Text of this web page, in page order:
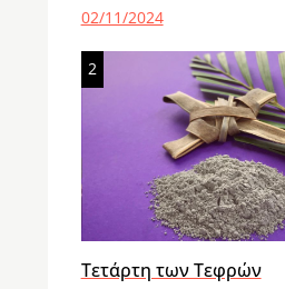
02/11/2024
2
Τετάρτη των Τεφρών